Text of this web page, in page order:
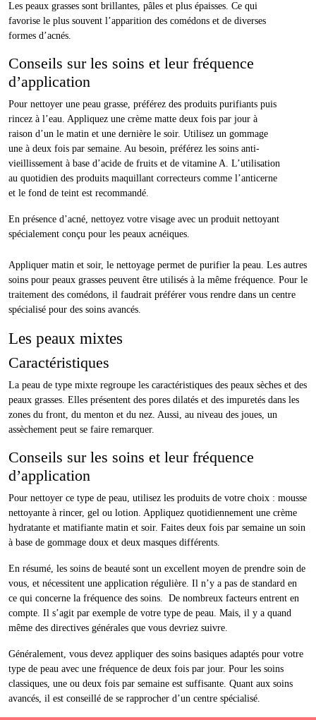
Les peaux grasses sont brillantes, pâles et plus épaisses. Ce qui
favorise le plus souvent l’apparition des comédons et de diverses
formes d’acnés.
Conseils sur les soins et leur fréquence
d’application
Pour nettoyer une peau grasse, préférez des produits purifiants puis
rincez à l’eau. Appliquez une crème matte deux fois par jour à
raison d’un le matin et une dernière le soir. Utilisez un gommage
une à deux fois par semaine. Au besoin, préférez les soins anti-
vieillissement à base d’acide de fruits et de vitamine A. L’utilisation
au quotidien des produits maquillant correcteurs comme l’anticerne
et le fond de teint est recommandé.
En présence d’acné, nettoyez votre visage avec un produit nettoyant
spécialement conçu pour les peaux acnéiques.
Appliquer matin et soir, le nettoyage permet de purifier la peau. Les autres
soins pour peaux grasses peuvent être utilisés à la même fréquence. Pour le
traitement des comédons, il faudrait préférer vous rendre dans un centre
spécialisé pour des soins avancés.
Les peaux mixtes
Caractéristiques
La peau de type mixte regroupe les caractéristiques des peaux sèches et des
peaux grasses. Elles présentent des pores dilatés et des impuretés dans les
zones du front, du menton et du nez. Aussi, au niveau des joues, un
assèchement peut se faire remarquer.
Conseils sur les soins et leur fréquence
d’application
Pour nettoyer ce type de peau, utilisez les produits de votre choix : mousse
nettoyante à rincer, gel ou lotion. Appliquez quotidiennement une crème
hydratante et matifiante matin et soir. Faites deux fois par semaine un soin
à base de gommage doux et deux masques différents.
En résumé, les soins de beauté sont un excellent moyen de prendre soin de
vous, et nécessitent une application régulière. Il n’y a pas de standard en
ce qui concerne la fréquence des soins. De nombreux facteurs entrent en
compte. Il s’agit par exemple de votre type de peau. Mais, il y a quand
même des directives générales que vous devriez suivre.
Généralement, vous devez appliquer des soins basiques adaptés pour votre
type de peau avec une fréquence de deux fois par jour. Pour les soins
classiques, une ou deux fois par semaine est suffisante. Quant aux soins
avancés, il est conseillé de se rapprocher d’un centre spécialisé.